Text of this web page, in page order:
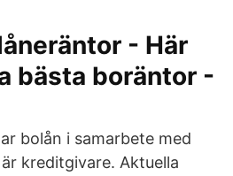
- Här
bästa boräntor -
bolån i samarbete med
kreditgivare. Aktuella